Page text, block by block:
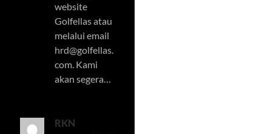
website
Golfellas atau
melalui email
hrd@golfellas.
com. Kami
akan segera…
RKN